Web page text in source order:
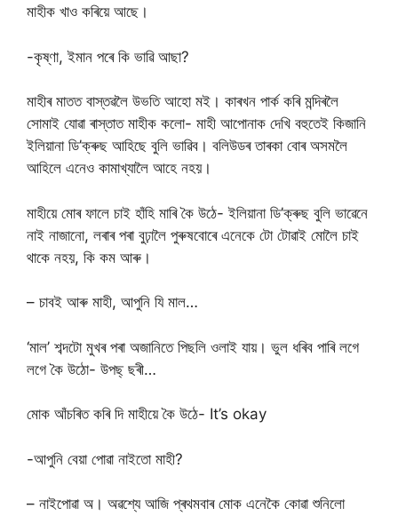
মাহীক খাও কৰিয়ে আছে।
-কৃষ্ণা, ইমান পৰে কি ভাৱি আছা?
মাহীৰ মাতত বাস্তৱলৈ উভতি আহো মই। কাৰখন পাৰ্ক কৰি মন্দিৰলৈ
সোমাই যোৱা ৰাস্তাত মাহীক কলো- মাহী আপোনাক দেখি বহুতেই কিজানি
ইলিয়ানা ডি’ক্ৰুছ আহিছে বুলি ভাৱিব। বলিউডৰ তাৰকা বোৰ অসমলৈ
আহিলে এনেও কামাখ্যালৈ আহে নহয়।
মাহীয়ে মোৰ ফালে চাই হাঁহি মাৰি কৈ উঠে- ইলিয়ানা ডি’ক্ৰুছ বুলি ভাৱেনে
নাই নাজানো, লৰাৰ পৰা বুঢ়ালৈ পুৰুষবোৰে এনেকে টো টোৱাই মোলৈ চাই
থাকে নহয়, কি কম আৰু।
– চাবই আৰু মাহী, আপুনি যি মাল…
‘মাল’ শব্দটো মুখৰ পৰা অজানিতে পিছলি ওলাই যায়। ভুল ধৰিব পাৰি লগে
লগে কৈ উঠো- উপছ্ ছৰী…
মোক আঁচৰিত কৰি দি মাহীয়ে কৈ উঠে- It’s okay
-আপুনি বেয়া পোৱা নাইতো মাহী?
– নাইপোৱা অ। অৱশ্যে আজি প্ৰথমবাৰ মোক এনেকৈ কোৱা শুনিলো